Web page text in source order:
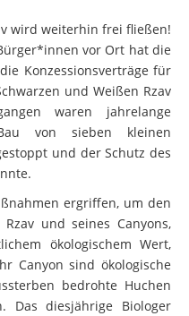
wird weiterhin frei fließen!
vor Ort hat die
Konzessionsverträge für
und Weißen Rzav
waren jahrelange
von sieben kleinen
und der Schutz des
ergriffen, um den
und seines Canyons,
ökologischem Wert,
Canyon sind ökologische
bedrohte Huchen
Das diesjährige Biologer